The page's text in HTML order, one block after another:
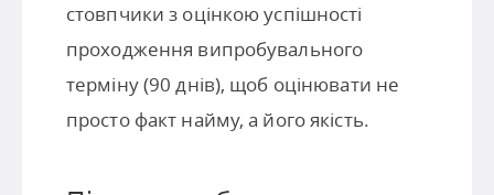
стовпчики з оцінкою успішності
проходження випробувального
терміну (90 днів), щоб оцінювати не
просто факт найму, а його якість.